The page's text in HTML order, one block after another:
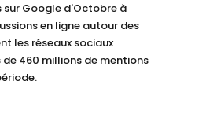
sur Google d'Octobre à
en ligne autour des
les réseaux sociaux
460 millions de mentions